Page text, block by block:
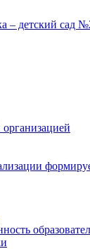
– детский сад